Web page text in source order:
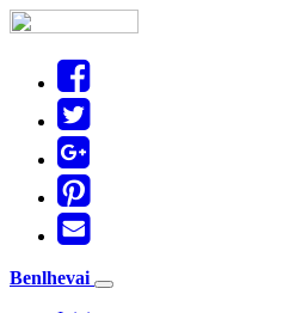
Benlhevai
Toggle